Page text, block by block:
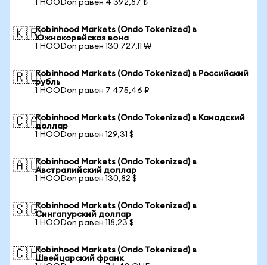
1 HOODon равен 4 392,87 ₺
🇰🇷Robinhood Markets (Ondo Tokenized) в
Южнокорейская вона
1 HOODon равен 130 727,11 ₩
🇷🇺Robinhood Markets (Ondo Tokenized) в Российский
рубль
1 HOODon равен 7 475,46 ₽
🇨🇦Robinhood Markets (Ondo Tokenized) в Канадский
доллар
1 HOODon равен 129,31 $
🇦🇺Robinhood Markets (Ondo Tokenized) в
Австралийский доллар
1 HOODon равен 130,82 $
🇸🇬Robinhood Markets (Ondo Tokenized) в
Сингапурский доллар
1 HOODon равен 118,23 $
🇨🇭Robinhood Markets (Ondo Tokenized) в
Швейцарский франк